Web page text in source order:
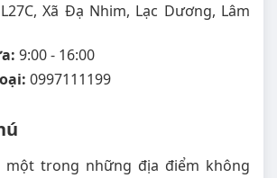
Xã Đạ Nhim, Lạc Dương, Lâm
9:00 - 16:00
0997111199
một trong những địa điểm không